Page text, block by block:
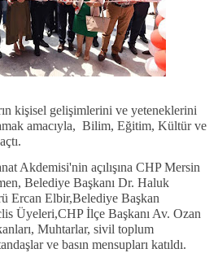
kişisel gelişimlerini ve yeteneklerini
amacıyla, Bilim, Eğitim, Kültür ve
Akdemisi'nin açılışına CHP Mersin
Belediye Başkanı Dr. Haluk
Ercan Elbir,Belediye Başkan
Üyeleri,CHP İlçe Başkanı Av. Ozan
Muhtarlar, sivil toplum
ve basın mensupları katıldı.